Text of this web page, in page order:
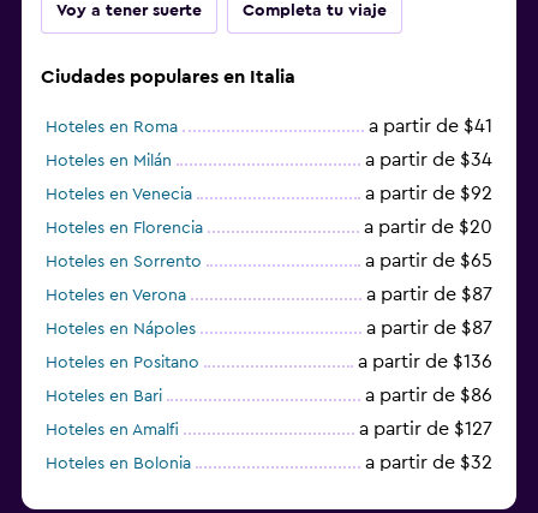
Voy a tener suerte Completa tu viaje
Ciudades populares en Italia
Hoteles en Roma a partir de $41
Hoteles en Milán a partir de $34
Hoteles en Venecia a partir de $92
Hoteles en Florencia a partir de $20
Hoteles en Sorrento a partir de $65
Hoteles en Verona a partir de $87
Hoteles en Nápoles a partir de $87
Hoteles en Positano a partir de $136
Hoteles en Bari a partir de $86
Hoteles en Amalfi a partir de $127
Hoteles en Bolonia a partir de $32